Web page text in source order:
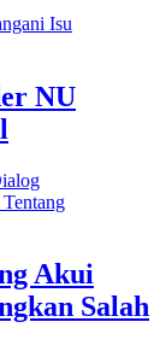
NU
Akui
Salah